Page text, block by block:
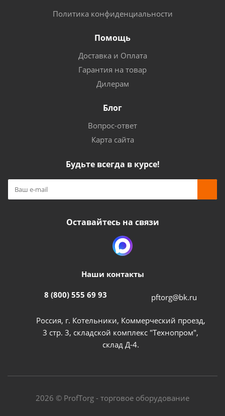
Политика конфиденциальности
Помощь
Доставка и Оплата
Гарантия на товар
Дилерам
Блог
Вопрос-ответ
Карта сайта
Будьте всегда в курсе!
Оставайтесь на связи
Наши контакты
8 (800) 555 69 93 pftorg@bk.ru
Россия, г. Котельники, Коммерческий проезд,
3 стр. 3, складской комплекс "Технопром",
склад Д-4.
2026 © ProfTorg - торговое оборудование